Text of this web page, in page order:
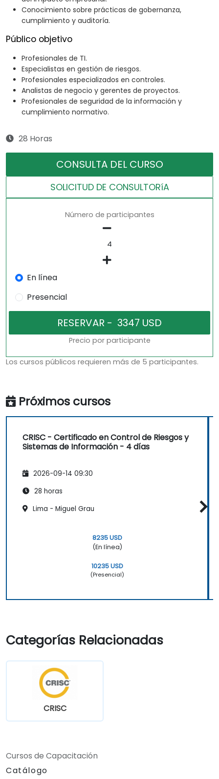
Conocimiento sobre prácticas de gobernanza,
cumplimiento y auditoría.
Público objetivo
Profesionales de TI.
Especialistas en gestión de riesgos.
Profesionales especializados en controles.
Analistas de negocio y gerentes de proyectos.
Profesionales de seguridad de la información y
cumplimiento normativo.
28 Horas
CONSULTA DEL CURSO
SOLICITUD DE CONSULTORíA
Número de participantes
En línea
Presencial
Precio por participante
Los cursos públicos requieren más de 5 participantes.
Próximos cursos
CRISC - Certificado en Control de Riesgos y
Sistemas de Información - 4 días
2026-09-14 09:30
28 horas
Lima - Miguel Grau
8235 USD
(En línea)
10235 USD
(Presencial)
Categorías Relacionadas
CRISC
Cursos de Capacitación
Catálogo